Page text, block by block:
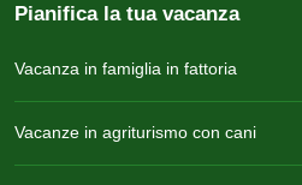
Pianifica la tua vacanza
Vacanza in famiglia in fattoria
Vacanze in agriturismo con cani